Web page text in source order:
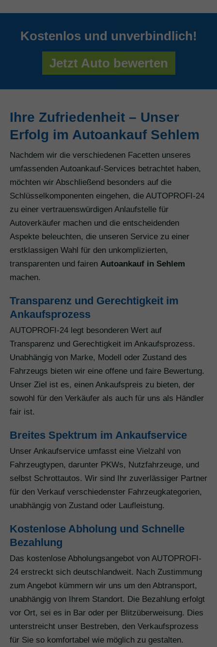
Kostenlos und unverbindlich!
Jetzt Auto bewerten
Ihre Zufriedenheit – Unser
Erfolg im Autoankauf Sehlem
Nachdem wir die verschiedenen Facetten unseres
umfassenden Autoankauf-Services betrachtet haben,
möchten wir Abschließend besonders auf die
Schlüsselkomponenten eingehen, die AUTOPROFI-24
zu einer vertrauenswürdigen Anlaufstelle für
Autoverkäufer machen und die entscheidenden
Aspekte beleuchten, die unseren Service zu einer
erstklassigen Wahl für den unkomplizierten,
transparenten und fairen Autoankauf in Sehlem
machen.
Transparenz und Gerechtigkeit im
Ankaufsprozess
AUTOPROFI-24 legt besonderen Wert auf
Transparenz und Gerechtigkeit im Ankaufsprozess.
Unabhängig von Marke, Modell oder Zustand des
Fahrzeugs bieten wir eine offene und faire Bewertung.
Unser Ziel ist es, einen Ankaufspreis zu bieten, der
sowohl für den Verkäufer als auch für uns als Händler
fair ist.
Breites Spektrum im Ankaufservice
Unser Ankaufservice umfasst eine Vielzahl von
Fahrzeugtypen, darunter PKWs, Nutzfahrzeuge, und
selbst Schrottautos. Wir sind Ihr zuverlässiger Partner
für den Verkauf verschiedenster Fahrzeugkategorien,
unabhängig von Zustand oder Laufleistung.
Kostenlose Abholung und Schnelle
Bezahlung
Das kostenlose Abholungsangebot von AUTOPROFI-
24 erstreckt sich deutschlandweit. Nach Zustimmung
zum Angebot kümmern wir uns um den Abtransport,
unabhängig von Ihrem Standort. Die Bezahlung erfolgt
vor Ort, sei es in Bar oder per Blitzüberweisung. Dies
unterstreicht unser Bestreben, den Verkaufsprozess
für Sie so komfortabel wie möglich zu gestalten.